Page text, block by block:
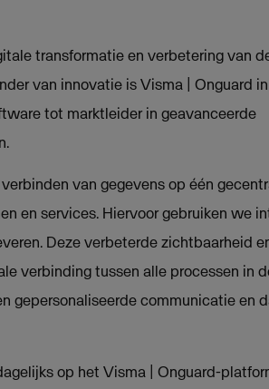
transformatie en verbetering van
van innovatie is Visma | Onguard
tot marktleider in geavanceerde
van gegevens op één
en services. Hiervoor gebruiken we
Deze verbeterde zichtbaarheid
verbinding tussen alle processen in
gepersonaliseerde communicatie en
op het Visma | Onguard-